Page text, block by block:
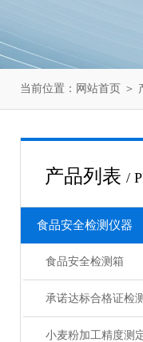
当前位置： 网站首页 ＞
产品列表 /
食品安全检测仪器
食品安全检测箱
承诺达标合格证检
小麦粉加工精度测